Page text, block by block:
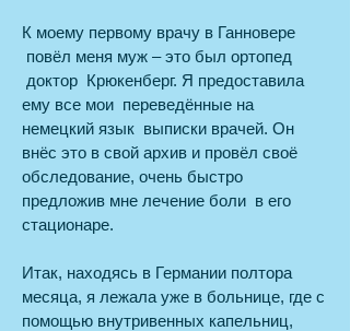
К моему первому врачу в Ганновере
повёл меня муж – это был ортопед
доктор Крюкенберг. Я предоставила
ему все мои переведённые на
немецкий язык выписки врачей. Он
внёс это в свой архив и провёл своё
обследование, очень быстро
предложив мне лечение боли в его
стационаре.
Итак, находясь в Германии полтора
месяца, я лежала уже в больнице, где с
помощью внутривенных капельниц,